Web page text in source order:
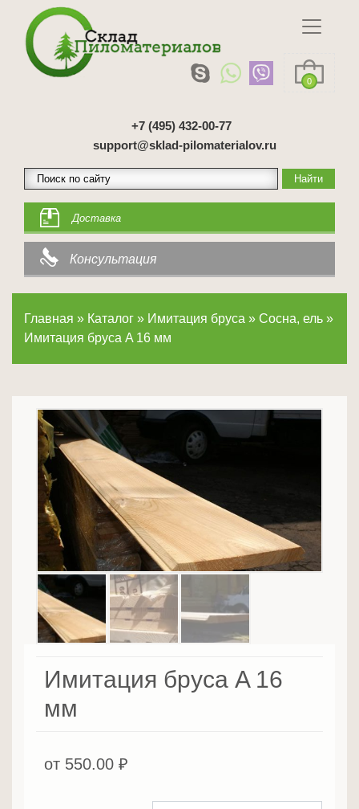
0
+7 (495) 432-00-77
support@sklad-pilomaterialov.ru
Доставка
Консультация
Главная » Каталог » Имитация бруса » Сосна, ель »
Имитация бруса A 16 мм
Имитация бруса A 16
мм
от 550.00 ₽